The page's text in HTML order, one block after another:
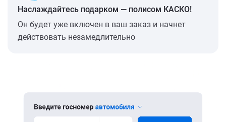
Наслаждайтесь подарком — полисом КАСКО!
Он будет уже включен в ваш заказ и начнет
действовать незамедлительно